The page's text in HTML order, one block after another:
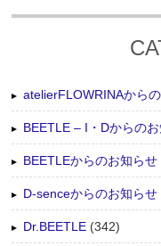
atelierFLOWRINAから
BEETLE – I・Dからの
BEETLEからのお知らせ
D-senceからのお知らせ
Dr.BEETLE (342)